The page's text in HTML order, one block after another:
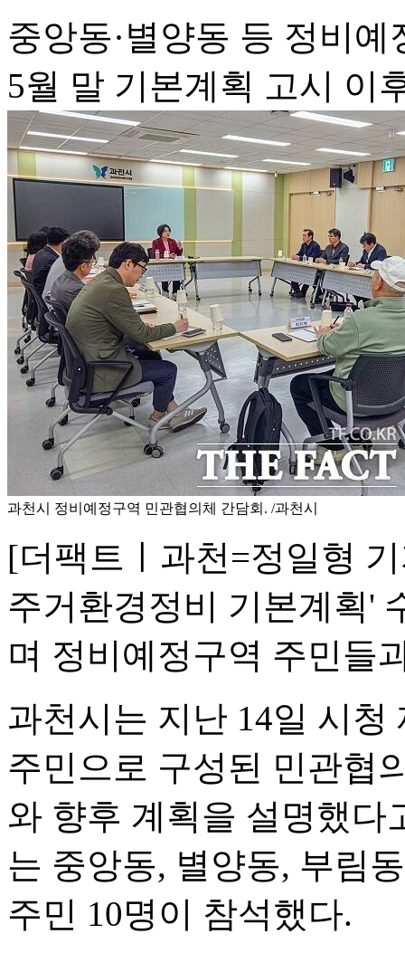
중앙동·별양동 등 정비
5월 말 기본계획 고시 이
과천시 정비예정구역 민관협의체 간담회. /과천시
[더팩트ㅣ과천=정일형
주거환경정비 기본계획'
며 정비예정구역 주민들
과천시는 지난 14일 시
주민으로 구성된 민관협
와 향후 계획을 설명했다
는 중앙동, 별양동, 부림
주민 10명이 참석했다.